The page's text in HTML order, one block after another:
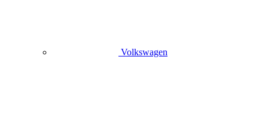
Volkswagen